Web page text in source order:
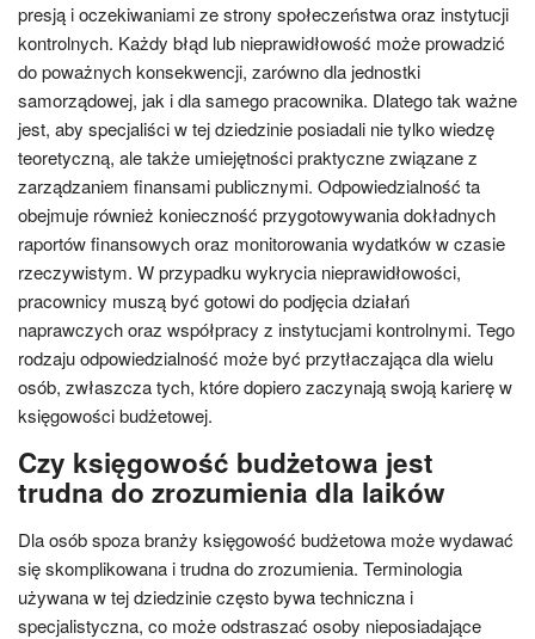
presją i oczekiwaniami ze strony społeczeństwa oraz instytucji
kontrolnych. Każdy błąd lub nieprawidłowość może prowadzić
do poważnych konsekwencji, zarówno dla jednostki
samorządowej, jak i dla samego pracownika. Dlatego tak ważne
jest, aby specjaliści w tej dziedzinie posiadali nie tylko wiedzę
teoretyczną, ale także umiejętności praktyczne związane z
zarządzaniem finansami publicznymi. Odpowiedzialność ta
obejmuje również konieczność przygotowywania dokładnych
raportów finansowych oraz monitorowania wydatków w czasie
rzeczywistym. W przypadku wykrycia nieprawidłowości,
pracownicy muszą być gotowi do podjęcia działań
naprawczych oraz współpracy z instytucjami kontrolnymi. Tego
rodzaju odpowiedzialność może być przytłaczająca dla wielu
osób, zwłaszcza tych, które dopiero zaczynają swoją karierę w
księgowości budżetowej.
Czy księgowość budżetowa jest
trudna do zrozumienia dla laików
Dla osób spoza branży księgowość budżetowa może wydawać
się skomplikowana i trudna do zrozumienia. Terminologia
używana w tej dziedzinie często bywa techniczna i
specjalistyczna, co może odstraszać osoby nieposiadające